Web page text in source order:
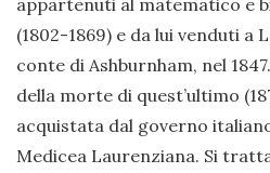
(1802-1869) e da lui venduti
conte di Ashburnham, nel
della morte di quest’ultimo
acquistata dal governo
Medicea Laurenziana. Si